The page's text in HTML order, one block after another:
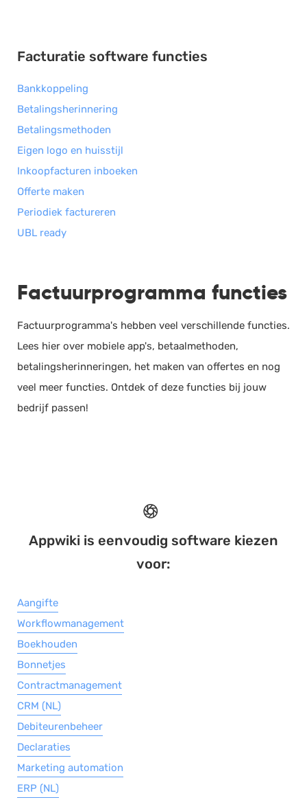
Facturatie software functies
Bankkoppeling
Betalingsherinnering
Betalingsmethoden
Eigen logo en huisstijl
Inkoopfacturen inboeken
Offerte maken
Periodiek factureren
UBL ready
Factuurprogramma functies
Factuurprogramma's hebben veel verschillende functies.
Lees hier over mobiele app's, betaalmethoden,
betalingsherinneringen, het maken van offertes en nog
veel meer functies. Ontdek of deze functies bij jouw
bedrijf passen!
Appwiki is eenvoudig software kiezen
voor:
Aangifte
Workflowmanagement
Boekhouden
Bonnetjes
Contractmanagement
CRM (NL)
Debiteurenbeheer
Declaraties
Marketing automation
ERP (NL)